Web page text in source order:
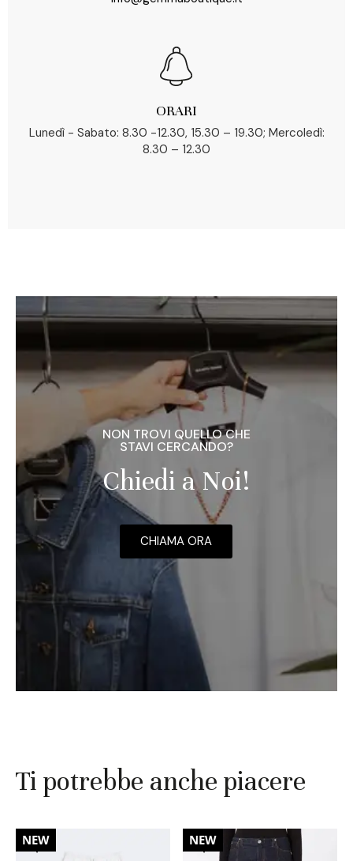
ORARI
Lunedì - Sabato: 8.30 -12.30, 15.30 – 19.30; Mercoledì:
8.30 – 12.30
NON TROVI QUELLO CHE
STAVI CERCANDO?
Chiedi a Noi!
CHIAMA ORA
Ti potrebbe anche piacere
30%
NEW 30%
NEW